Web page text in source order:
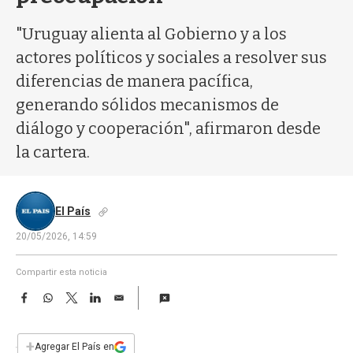
"Uruguay alienta al Gobierno y a los
actores políticos y sociales a resolver sus
diferencias de manera pacífica,
generando sólidos mecanismos de
diálogo y cooperación", afirmaron desde
la cartera.
El País
20/05/2026, 14:59
Compartir esta noticia
F
e
W
T
w
t
L
E
i
+Agregar El País en